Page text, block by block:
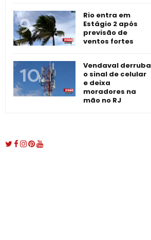
Rio entra em
Estágio 2 após
previsão de
ventos fortes
Vendaval derruba
o sinal de celular
e deixa
moradores na
mão no RJ